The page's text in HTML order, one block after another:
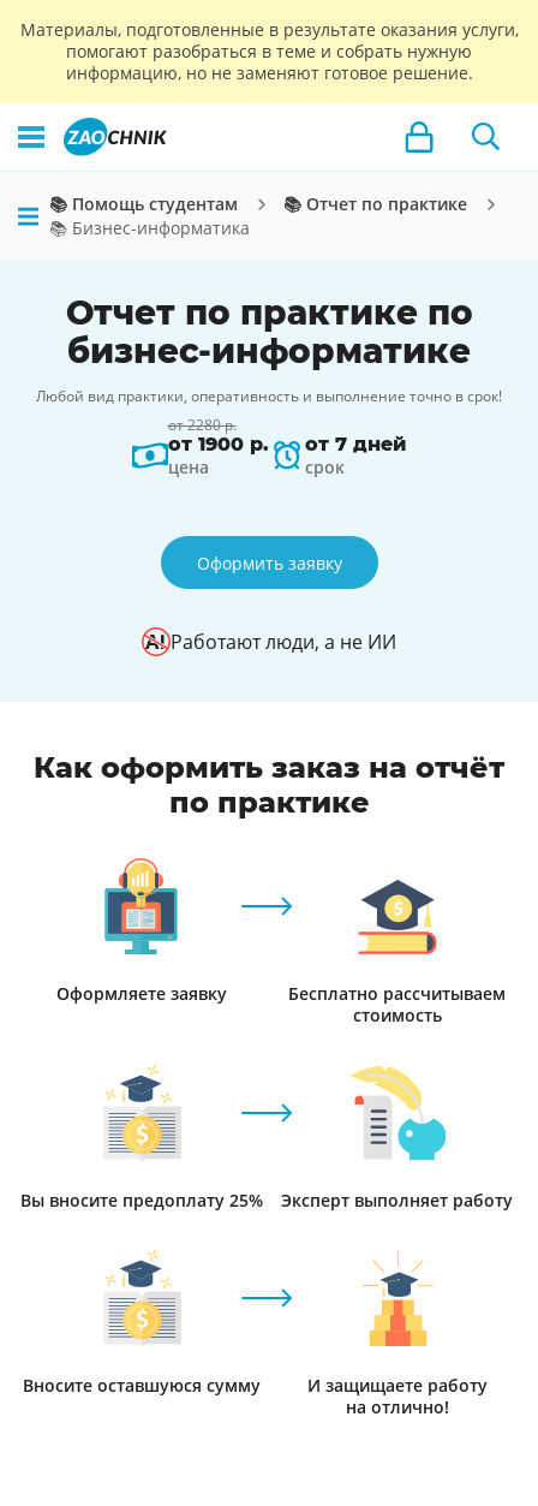
Материалы, подготовленные в результате оказания услуги,
помогают разобраться в теме и собрать нужную
информацию, но не заменяют готовое решение.
📚 Помощь студентам
📚 Отчет по практике
📚 Бизнес-информатика
Отчет по практике по
бизнес-информатике
Любой вид практики, оперативность и выполнение точно в срок!
от 2280 р.
от 1900 р.
цена
от 7 дней
срок
Оформить заявку
Работают люди, а не ИИ
Как оформить заказ на отчёт
по практике
Оформляете заявку
Бесплатно рассчитываем
стоимость
Вы вносите предоплату 25% Эксперт выполняет работу
Вносите оставшуюся сумму
И защищаете работу
на отлично!